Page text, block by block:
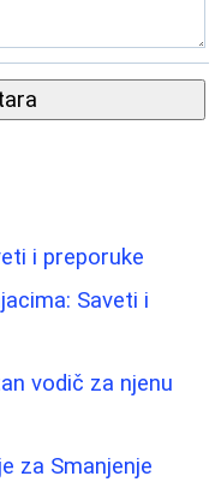
i preporuke
Saveti i
vodič za njenu
za Smanjenje